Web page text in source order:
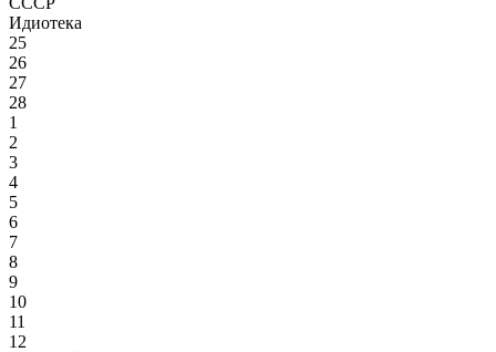
Идиотека
25
26
27
28
1
2
3
4
5
6
7
8
9
10
11
12